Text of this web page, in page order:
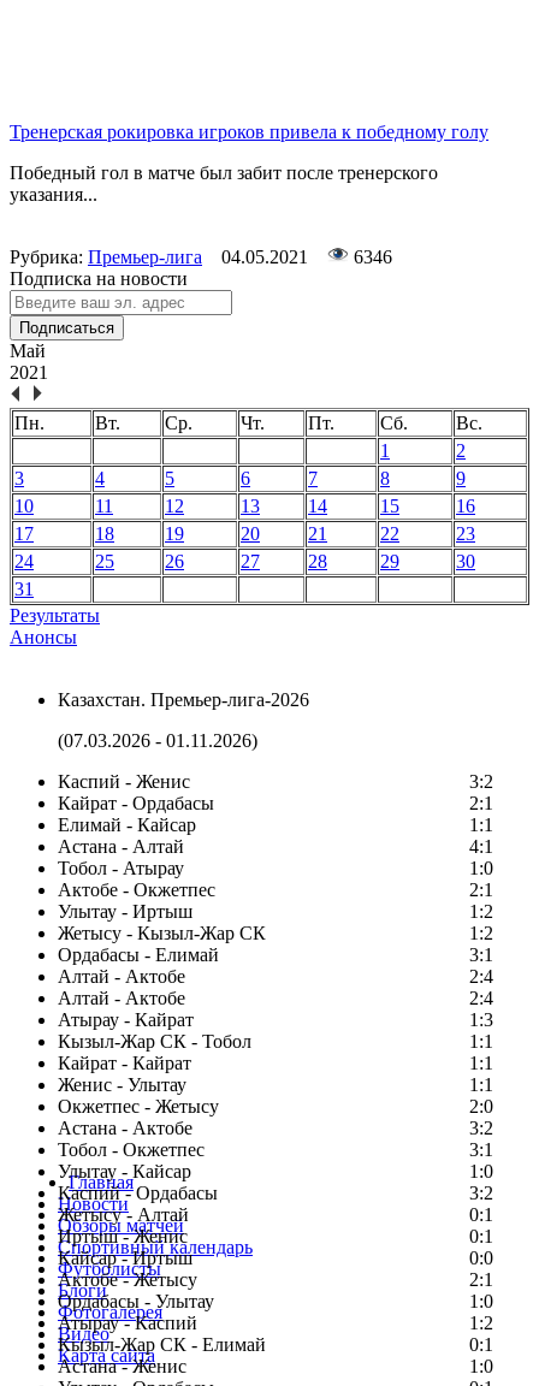
Тренерская рокировка игроков привела к победному голу
Победный гол в матче был забит после тренерского
указания...
Рубрика: Премьер-лига 04.05.2021
6346
Подписка на новости
Подписаться
Май
2021
Пн. Вт. Ср. Чт. Пт. Сб.
Вс.
1
2
3
4 5 6 7 8
9
10
11 12 13 14 15
16
17
18 19 20 21 22
23
24
25 26 27 28 29
30
31
Результаты
Анонсы
Казахстан. Премьер-лига-2026
(07.03.2026 - 01.11.2026)
Каспий - Женис
3:2
Кайрат - Ордабасы
2:1
Елимай - Кайсар
1:1
Астана - Алтай
4:1
Тобол - Атырау
1:0
Актобе - Окжетпес
2:1
Улытау - Иртыш
1:2
Жетысу - Кызыл-Жар СК
1:2
Ордабасы - Елимай
3:1
Алтай - Актобе
2:4
Алтай - Актобе
2:4
Атырау - Кайрат
1:3
Кызыл-Жар СК - Тобол
1:1
Кайрат - Кайрат
1:1
Женис - Улытау
1:1
Окжетпес - Жетысу
2:0
Астана - Актобе
3:2
Тобол - Окжетпес
3:1
Улытау - Кайсар
1:0
Каспий - Ордабасы
3:2
Жетысу - Алтай
0:1
Иртыш - Женис
0:1
Кайсар - Иртыш
0:0
Актобе - Жетысу
2:1
Ордабасы - Улытау
1:0
Атырау - Каспий
1:2
Кызыл-Жар СК - Елимай
0:1
Астана - Женис
1:0
Главная
Новости
Обзоры матчей
Спортивный календарь
Футболисты
Блоги
Фотогалерея
Видео
Карта сайта